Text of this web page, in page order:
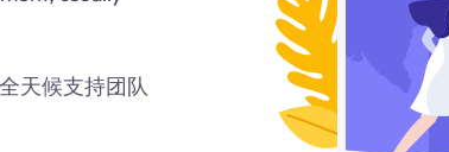
全天候支持团队